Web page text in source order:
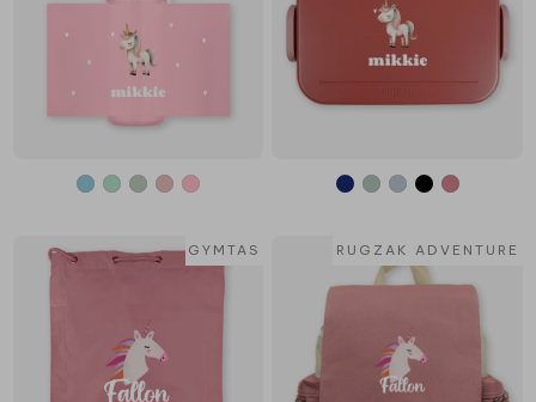
GYMTAS RUGZAK ADVENTURE